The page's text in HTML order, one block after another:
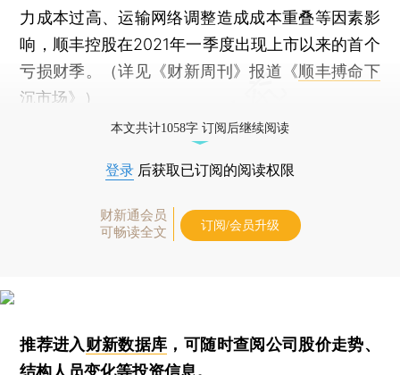
力成本过高、运输网络调整造成成本重叠等因素影
响，顺丰控股在2021年一季度出现上市以来的首个
亏损财季。（详见《财新周刊》报道《顺丰搏命下
沉市场》）
本文共计1058字 订阅后继续阅读
登录 后获取已订阅的阅读权限
财新通会员
可畅读全文
订阅/会员升级
推荐进入财新数据库 ，可随时查阅公司股价走势、
结构人员变化等投资信息。